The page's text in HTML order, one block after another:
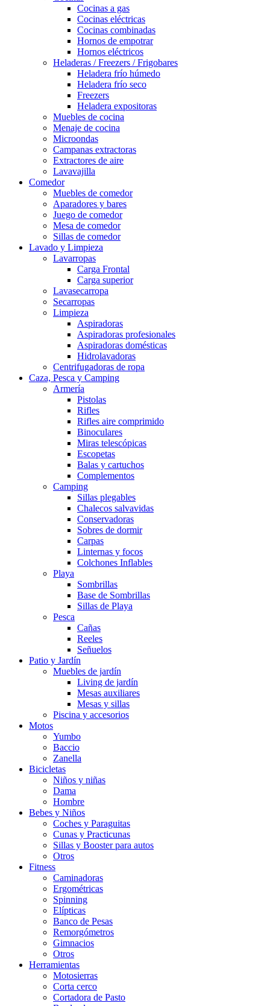
Cocinas a gas
Cocinas eléctricas
Cocinas combinadas
Hornos de empotrar
Hornos eléctricos
Heladeras / Freezers / Frigobares
Heladera frío húmedo
Heladera frío seco
Freezers
Heladera expositoras
Muebles de cocina
Menaje de cocina
Microondas
Campanas extractoras
Extractores de aire
Lavavajilla
Comedor
Muebles de comedor
Aparadores y bares
Juego de comedor
Mesa de comedor
Sillas de comedor
Lavado y Limpieza
Lavarropas
Carga Frontal
Carga superior
Lavasecarropa
Secarropas
Limpieza
Aspiradoras
Aspiradoras profesionales
Aspiradoras domésticas
Hidrolavadoras
Centrifugadoras de ropa
Caza, Pesca y Camping
Armería
Pistolas
Rifles
Rifles aire comprimido
Binoculares
Miras telescópicas
Escopetas
Balas y cartuchos
Complementos
Camping
Sillas plegables
Chalecos salvavidas
Conservadoras
Sobres de dormir
Carpas
Linternas y focos
Colchones Inflables
Playa
Sombrillas
Base de Sombrillas
Sillas de Playa
Pesca
Cañas
Reeles
Señuelos
Patio y Jardín
Muebles de jardín
Living de jardín
Mesas auxiliares
Mesas y sillas
Piscina y accesorios
Motos
Yumbo
Baccio
Zanella
Bicicletas
Niños y niñas
Dama
Hombre
Bebes y Niños
Coches y Paraguitas
Cunas y Practicunas
Sillas y Booster para autos
Otros
Fitness
Caminadoras
Ergométricas
Spinning
Elípticas
Banco de Pesas
Remorgómetros
Gimnacios
Otros
Herramientas
Motosierras
Corta cerco
Cortadora de Pasto